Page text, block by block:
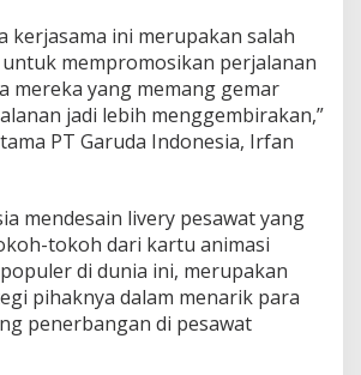
kerjasama ini merupakan salah
mempromosikan perjalanan
mereka yang memang gemar
jadi lebih menggembirakan,”
PT Garuda Indonesia, Irfan
mendesain livery pesawat yang
tokoh dari kartu animasi
di dunia ini, merupakan
pihaknya dalam menarik para
penerbangan di pesawat